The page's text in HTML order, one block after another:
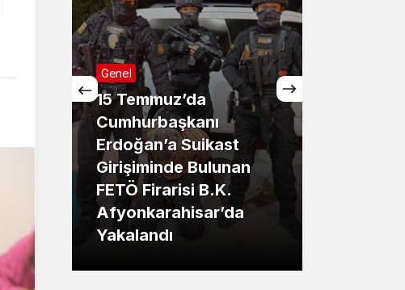
Gündüz modunu seçin.
Gece Modu
Gece modunu seçin.
Sistem Modu
Sistem modunu seçin.
Genel
15 Temmuz’da
Cumhurbaşkanı
Erdoğan’a Suikast
Girişiminde Bulunan
FETÖ Firarisi B.K.
Afyonkarahisar’da
Yakalandı